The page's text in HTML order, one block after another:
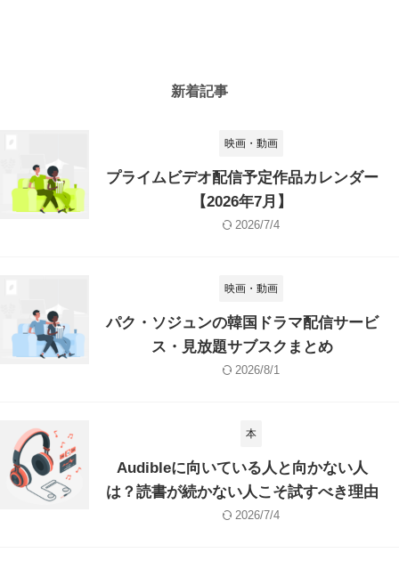
新着記事
映画・動画
プライムビデオ配信予定作品カレンダー
【2026年7月】
2026/7/4
映画・動画
パク・ソジュンの韓国ドラマ配信サービ
ス・見放題サブスクまとめ
2026/8/1
本
Audibleに向いている人と向かない人
は？読書が続かない人こそ試すべき理由
2026/7/4